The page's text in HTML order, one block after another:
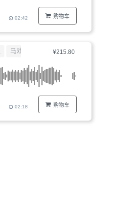
购物车
02:42
¥215.80
购物车
马戏团
02:18